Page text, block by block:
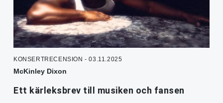
KONSERTRECENSION - 03.11.2025
McKinley Dixon
Ett kärleksbrev till musiken och fansen